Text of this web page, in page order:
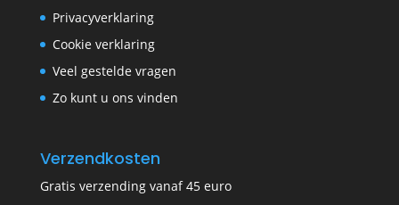
Privacyverklaring
Cookie verklaring
Veel gestelde vragen
Zo kunt u ons vinden
Verzendkosten
Gratis verzending vanaf 45 euro